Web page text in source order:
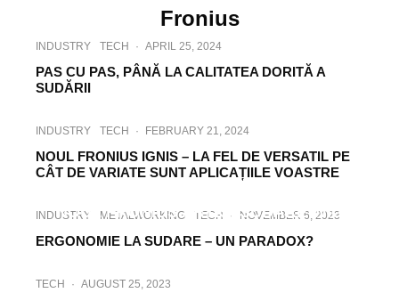
Fronius
INDUSTRY TECH · APRIL 25, 2024
PAS CU PAS, PÂNĂ LA CALITATEA DORITĂ A
SUDĂRII
INDUSTRY TECH · FEBRUARY 21, 2024
NOUL FRONIUS IGNIS – LA FEL DE VERSATIL PE
CÂT DE VARIATE SUNT APLICAȚIILE VOASTRE
JANUARY 29, 2024
NOUL FRONIUS ARTIS: SUDARE WIG
INDUSTRY METALWORKING TECH · NOVEMBER 6, 2023
ERGONOMIE LA SUDARE – UN PARADOX?
TECH · AUGUST 25, 2023